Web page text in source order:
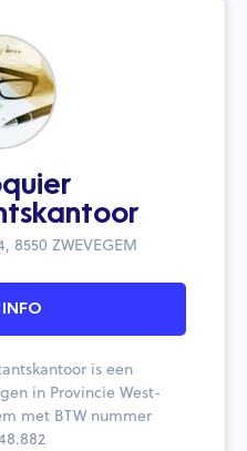
8550 ZWEVEGEM
INFO
is een
in Provincie West-
met BTW nummer